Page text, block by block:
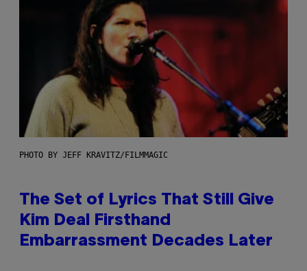
PHOTO BY JEFF KRAVITZ/FILMMAGIC
The Set of Lyrics That Still Give
Kim Deal Firsthand
Embarrassment Decades Later